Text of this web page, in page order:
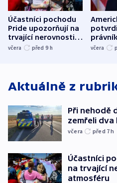
Účastníci pochodu
Pride upozorňují na
trvající nerovnosti i
společenskou
včera před 9 h včera
Aktuálně z
Při nehodě
zemřeli dva
včera před 7h
Účastníci
na trvající
atmosféru